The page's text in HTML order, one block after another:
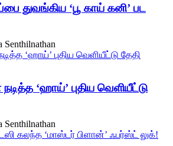
துவங்கிய ‘பூ காய் கனி’ பட
Senthilnathan
‘ஹாய்’ புதிய வெளியீட்டு
Senthilnathan